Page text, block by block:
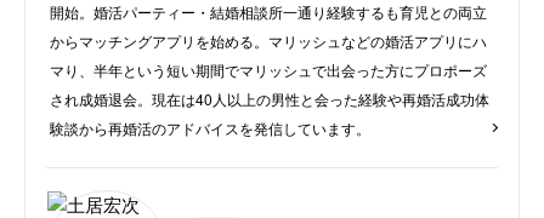
開始。婚活パーティー・結婚相談所一通り経験するも育児との両立
からマッチングアプリを始める。マリッシュなどの婚活アプリにハ
マり、半年という短い期間でマリッシュで出会った方にプロポーズ
され成婚退会。現在は40人以上の男性と会った経験や再婚活成功体
験談から再婚活のアドバイスを発信しています。